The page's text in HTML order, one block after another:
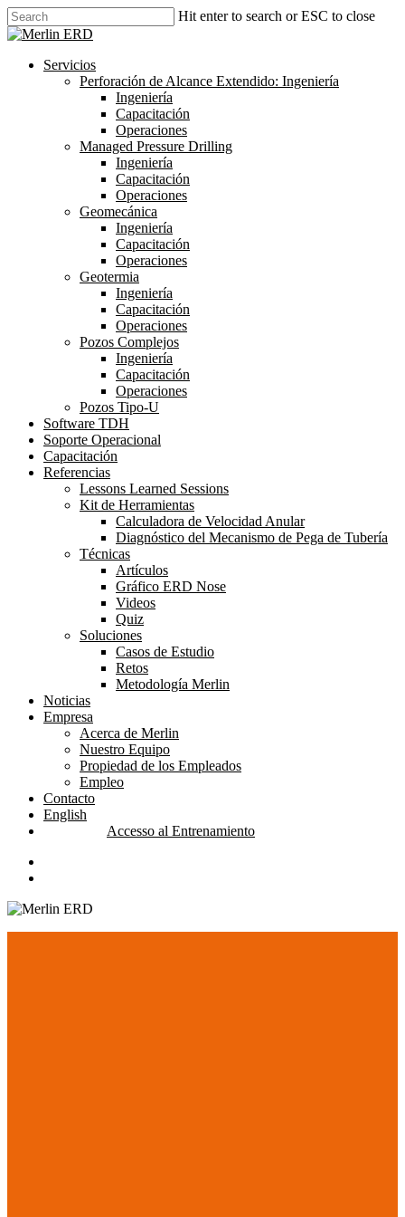
Skip
to
content
Hit enter to search or ESC to close
Close
search
Menu
Servicios
Perforación de Alcance Extendido: Ingeniería
Ingeniería
Capacitación
Operaciones
Managed Pressure Drilling
Ingeniería
Capacitación
Operaciones
Geomecánica
Ingeniería
Capacitación
Operaciones
Geotermia
Ingeniería
Capacitación
Operaciones
Pozos Complejos
Ingeniería
Capacitación
Operaciones
Pozos Tipo-U
Software TDH
Soporte Operacional
Capacitación
Referencias
Lessons Learned Sessions
Kit de Herramientas
Calculadora de Velocidad Anular
Diagnóstico del Mecanismo de Pega de Tubería
Técnicas
Artículos
Gráfico ERD Nose
Videos
Quiz
Soluciones
Casos de Estudio
Retos
Metodología Merlin
Noticias
Empresa
Acerca de Merlin
Nuestro Equipo
Propiedad de los Empleados
Empleo
Contacto
English
Accesso al Entrenamiento